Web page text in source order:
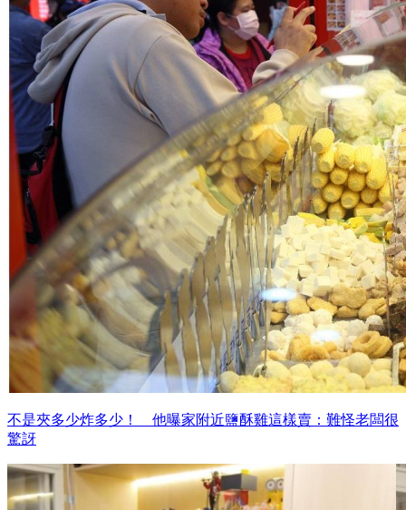
不是夾多少炸多少！ 他曝家附近鹽酥雞這樣賣：難怪老闆很
驚訝